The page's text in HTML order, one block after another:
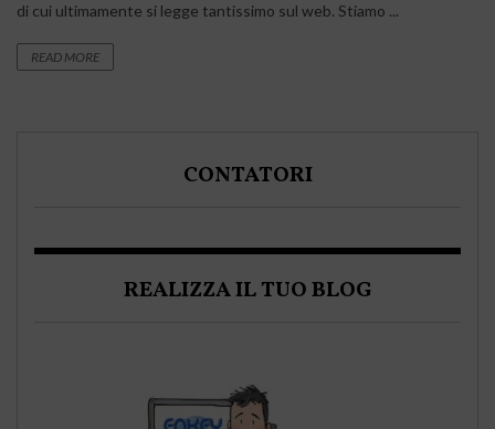
di cui ultimamente si legge tantissimo sul web. Stiamo ...
READ MORE
CONTATORI
REALIZZA IL TUO BLOG